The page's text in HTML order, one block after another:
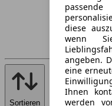
diese
wenn
angeben.
eine
Ihnen
werden
Sortieren